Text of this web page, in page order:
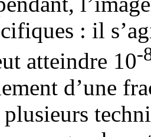
: il
atteindre 10-
d’une